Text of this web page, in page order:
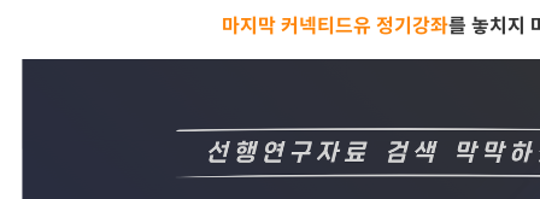
마지막 커넥티드유 정기강좌를 놓치지